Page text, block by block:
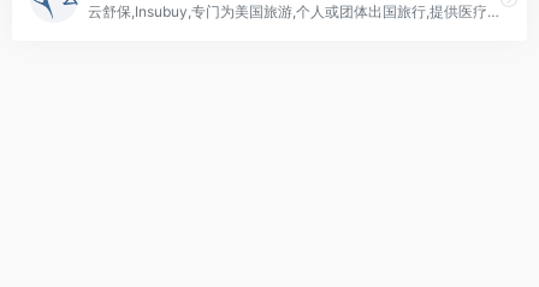
云舒保,Insubuy,专门为美国旅游,个人或团体出国旅行,提供医疗保险的保险经纪公司